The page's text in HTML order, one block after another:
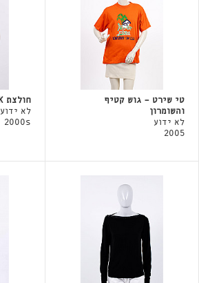
טי שירט - גוש קטיף
והשומרון
לא ידוע
2005
חולצת Y2K
לא ידוע
2000s